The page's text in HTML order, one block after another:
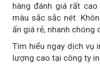
hàng đánh giá rất
màu sắc sắc nét.
ấn giá rẻ, nhanh
Tìm hiểu ngay dịch vụ
lượng cao tại công ty